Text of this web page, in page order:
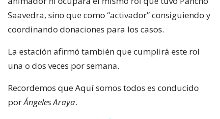
Saavedra, sino que como “activador” consiguiendo y
coordinando donaciones para los casos.
La estación afirmó también que cumplirá este rol
una o dos veces por semana.
Recordemos que Aquí somos todos es conducido
porÁngeles Araya.